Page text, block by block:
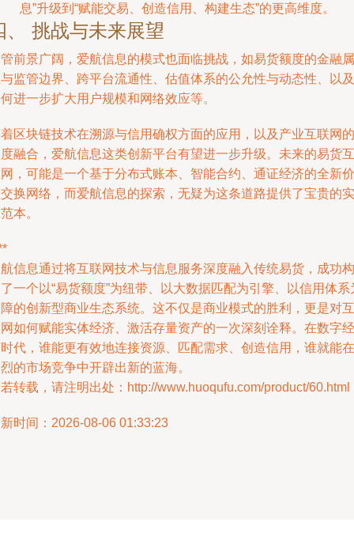
息”升级到“赋能交易、创造信用、构建生态”的更高维度。
、 挑战与未来展望
前景广阔，爱航信息的模式也面临挑战，如易货额度的金融属
监管边界、跨平台流通性、估值体系的公允性与动态性、以及
进一步扩大用户规模和网络效应等。
区块链技术在溯源与信用确权方面的应用，以及产业互联网的
融合，爱航信息这类创新平台有望进一步升级。未来的易货互
，可能是一个基于分布式账本、智能合约、通证经济的全新价
换网络，而爱航信息的探索，无疑为这条道路提供了宝贵的实
本。
信息通过将互联网技术与信息服务深度融入传统易货，成功构
一个以“易货额度”为纽带、以大数据匹配为引擎、以信用体系
的创新型商业生态系统。这不仅是商业模式的胜利，更是对互
如何赋能实体经济、激活存量资产的一次深刻诠释。在数字经
代，谁能更有效地连接资源、匹配需求、创造信用，谁就能在
的市场竞争中开辟出新的蓝海。
转载，请注明出处：http://www.huoqufu.com/product/60.html
时间：2026-08-06 01:33:23